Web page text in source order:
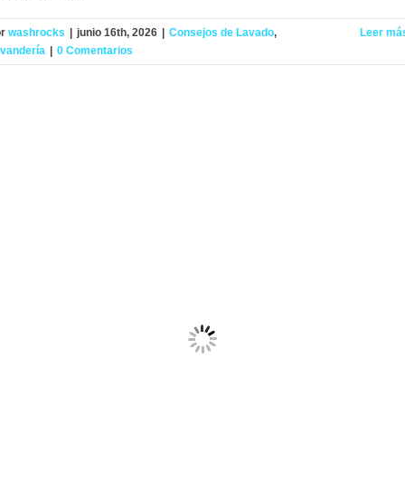
washrocks junio 16th, 2026 Consejos de Lavado,
0 Comentarios
Leer